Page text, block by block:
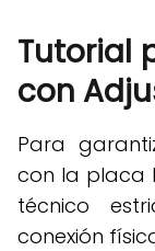
Tutorial
con
Para
con la placa
técnico
conexión